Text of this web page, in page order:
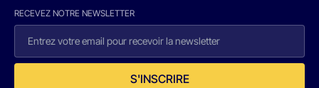
RECEVEZ NOTRE NEWSLETTER
S'INSCRIRE